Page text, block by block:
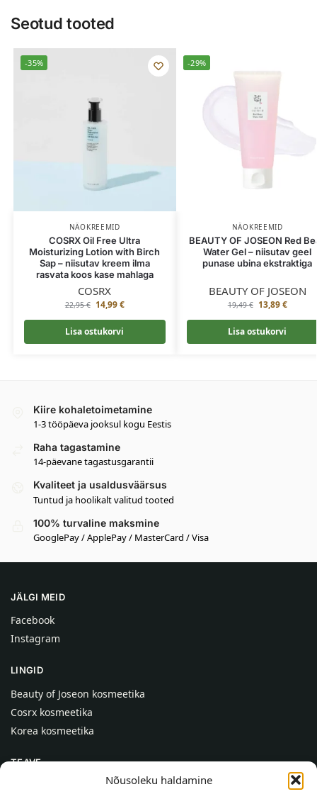
Nõusoleku haldamine
Seotud tooted
-35%
NÄOKREEMID
COSRX Oil Free Ultra
Moisturizing Lotion with Birch
Sap – niisutav kreem ilma
rasvata koos kase mahlaga
COSRX
22,95€ 14,99€
Lisa ostukorvi
-29%
NÄOKREEMID
BEAUTY OF JOSEON Red
Water Gel – niisutav geel
punase ubina ekstraktiga
BEAUTY OF JOSEON
19,49€ 13,89€
Lisa ostukorvi
Kiire kohaletoimetamine
1-3 tööpäeva jooksul kogu Eestis
Raha tagastamine
14-päevane tagastusgarantii
Kvaliteet ja usaldusväärsus
Tuntud ja hoolikalt valitud tooted
100% turvaline maksmine
GooglePay / ApplePay / MasterCard / Visa
JÄLGI MEID
Facebook
Instagram
LINGID
Beauty of Joseon kosmeetika
Cosrx kosmeetika
Korea kosmeetika
TEAVE